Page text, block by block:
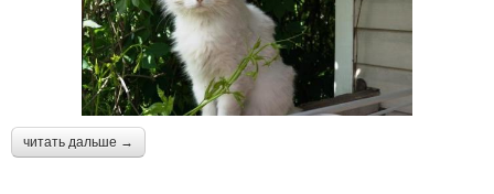
читать дальше →